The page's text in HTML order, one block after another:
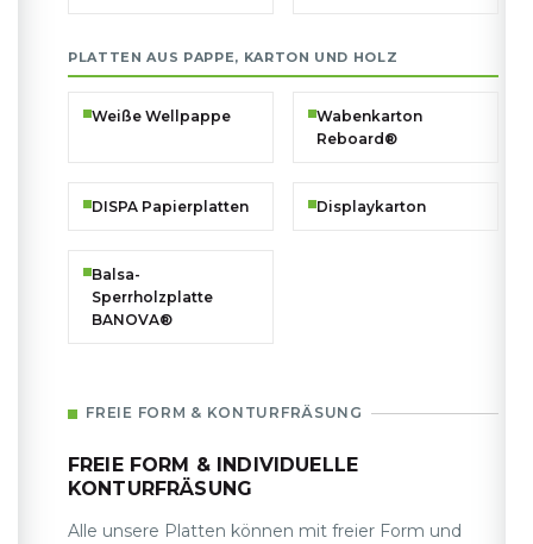
PLATTEN AUS PAPPE, KARTON UND HOLZ
Weiße Wellpappe
Wabenkarton
Reboard®
DISPA Papierplatten Displaykarton
Balsa-
Sperrholzplatte
BANOVA®
FREIE FORM & KONTURFRÄSUNG
FREIE FORM & INDIVIDUELLE
KONTURFRÄSUNG
Alle unsere Platten können mit freier Form und